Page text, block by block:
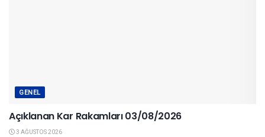
GENEL
Açıklanan Kar Rakamları 03/08/2026
3 AĞUSTOS 2026